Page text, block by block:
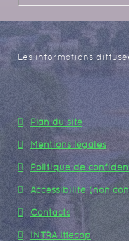
Les informations
Plan du site
Mentions légales
Politique de
Accessibilité (non
Contacts
INTRA Ittecop